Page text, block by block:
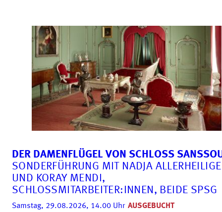
DER DAMENFLÜGEL VON SCHLOSS
SONDERFÜHRUNG MIT NADJA
UND KORAY MENDI,
SCHLOSSMITARBEITER:INNEN, BEIDE SPSG
Samstag, 29.08.2026, 14.00 Uhr AUSGEBUCHT